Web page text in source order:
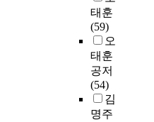
태훈
(59)
오
태훈
공저
(54)
김
명주